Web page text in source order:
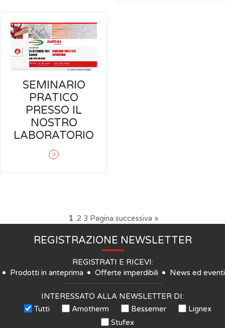
SEMINARIO
PRATICO
PRESSO IL
NOSTRO
LABORATORIO
1 2 3 Pagina successiva »
REGISTRAZIONE NEWSLETTER
REGISTRATI E RICEVI:
Prodotti in anteprima
Offerte imperdibili News ed eventi
INTERESSATO ALLA NEWSLETTER DI:
Tutti
Amotherm Bessemer
Lignex
Stufex